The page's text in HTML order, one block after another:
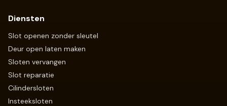
Diensten
Slot openen zonder sleutel
Deur open laten maken
Sloten vervangen
Slot reparatie
Cilindersloten
Insteeksloten